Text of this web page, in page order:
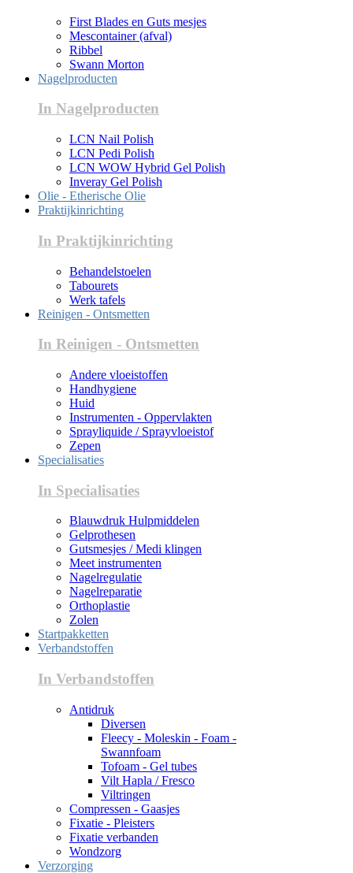
First Blades en Guts mesjes
Mescontainer (afval)
Ribbel
Swann Morton
Nagelproducten
In Nagelproducten
LCN Nail Polish
LCN Pedi Polish
LCN WOW Hybrid Gel Polish
Inveray Gel Polish
Olie - Etherische Olie
Praktijkinrichting
In Praktijkinrichting
Behandelstoelen
Tabourets
Werk tafels
Reinigen - Ontsmetten
In Reinigen - Ontsmetten
Andere vloeistoffen
Handhygiene
Huid
Instrumenten - Oppervlakten
Sprayliquide / Sprayvloeistof
Zepen
Specialisaties
In Specialisaties
Blauwdruk Hulpmiddelen
Gelprothesen
Gutsmesjes / Medi klingen
Meet instrumenten
Nagelregulatie
Nagelreparatie
Orthoplastie
Zolen
Startpakketten
Verbandstoffen
In Verbandstoffen
Antidruk
Diversen
Fleecy - Moleskin - Foam -
Swannfoam
Tofoam - Gel tubes
Vilt Hapla / Fresco
Viltringen
Compressen - Gaasjes
Fixatie - Pleisters
Fixatie verbanden
Wondzorg
Verzorging